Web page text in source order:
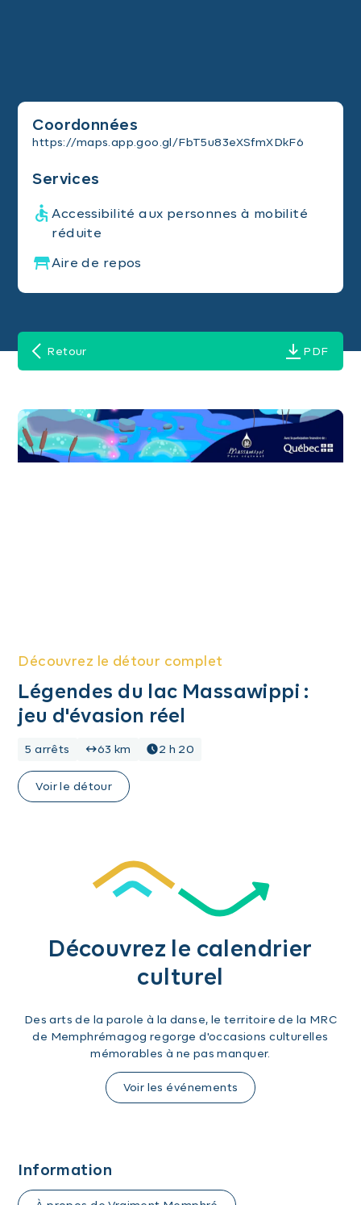
Coordonnées
https://maps.app.goo.gl/FbT5u83eXSfmXDkF6
Services
Accessibilité aux personnes à mobilité
réduite
Aire de repos
Retour PDF
Découvrez le détour complet
Légendes du lac Massawippi :
jeu d'évasion réel
5 arrêts 63 km 2 h 20
Voir le détour
Découvrez le calendrier
culturel
Des arts de la parole à la danse, le territoire de la MRC
de Memphrémagog regorge d'occasions culturelles
mémorables à ne pas manquer.
Voir les événements
Information